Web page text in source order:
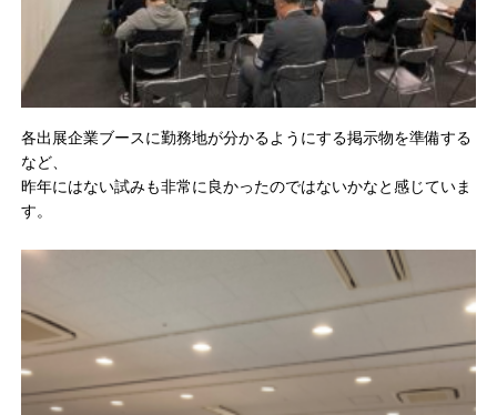
各出展企業ブースに勤務地が分かるようにする掲示物を準備する
など、
昨年にはない試みも非常に良かったのではないかなと感じていま
す。